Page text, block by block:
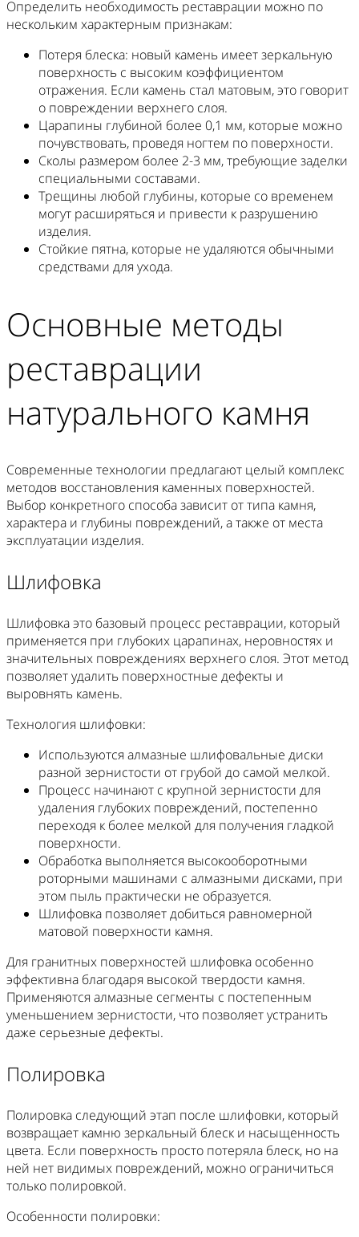
Определить необходимость реставрации можно по
нескольким характерным признакам:
Потеря блеска: новый камень имеет зеркальную
поверхность с высоким коэффициентом
отражения. Если камень стал матовым, это говорит
о повреждении верхнего слоя.
Царапины глубиной более 0,1 мм, которые можно
почувствовать, проведя ногтем по поверхности.
Сколы размером более 2-3 мм, требующие заделки
специальными составами.
Трещины любой глубины, которые со временем
могут расширяться и привести к разрушению
изделия.
Стойкие пятна, которые не удаляются обычными
средствами для ухода.
Основные методы
реставрации
натурального камня
Современные технологии предлагают целый комплекс
методов восстановления каменных поверхностей.
Выбор конкретного способа зависит от типа камня,
характера и глубины повреждений, а также от места
эксплуатации изделия.
Шлифовка
Шлифовка это базовый процесс реставрации, который
применяется при глубоких царапинах, неровностях и
значительных повреждениях верхнего слоя. Этот метод
позволяет удалить поверхностные дефекты и
выровнять камень.
Технология шлифовки:
Используются алмазные шлифовальные диски
разной зернистости от грубой до самой мелкой.
Процесс начинают с крупной зернистости для
удаления глубоких повреждений, постепенно
переходя к более мелкой для получения гладкой
поверхности.
Обработка выполняется высокооборотными
роторными машинами с алмазными дисками, при
этом пыль практически не образуется.
Шлифовка позволяет добиться равномерной
матовой поверхности камня.
Для гранитных поверхностей шлифовка особенно
эффективна благодаря высокой твердости камня.
Применяются алмазные сегменты с постепенным
уменьшением зернистости, что позволяет устранить
даже серьезные дефекты.
Полировка
Полировка следующий этап после шлифовки, который
возвращает камню зеркальный блеск и насыщенность
цвета. Если поверхность просто потеряла блеск, но на
ней нет видимых повреждений, можно ограничиться
только полировкой.
Особенности полировки: